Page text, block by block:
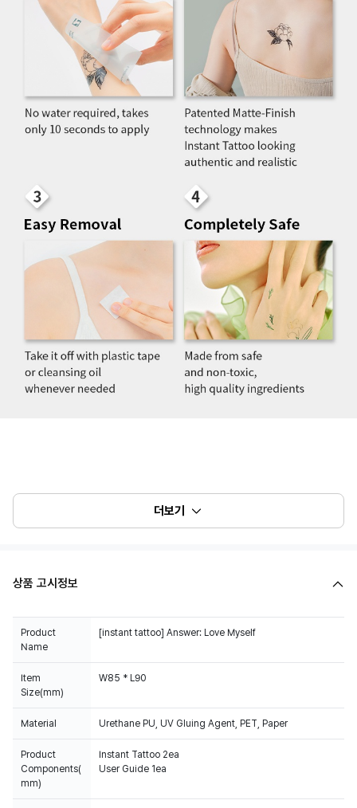
더보기
상품 고시정보
Product
Name
[instant tattoo] Answer: Love Myself
Item
Size(mm)
W85 * L90
Material Urethane PU, UV Gluing Agent, PET, Paper
Product
Components(
mm)
Instant Tattoo 2ea
User Guide 1ea